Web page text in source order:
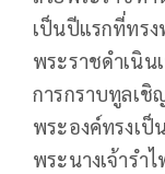
เป็นปีแรกที่ทรง
พระราชดำเนิ
การกราบทูลเชิ
พระองค์ทรงเป็
พระนางเจ้าร